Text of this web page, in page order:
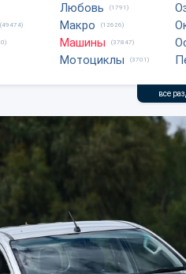
(49474)
Любовь (1791)
Макро (12626)
Машины (37847)
Мотоциклы (3701)
все